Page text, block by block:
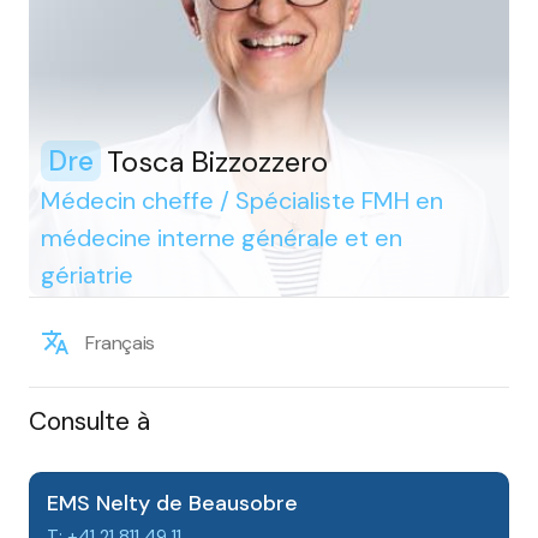
Dre Tosca Bizzozzero
Médecin cheffe / Spécialiste FMH en
médecine interne générale et en
gériatrie
Français
Consulte à
EMS Nelty de Beausobre